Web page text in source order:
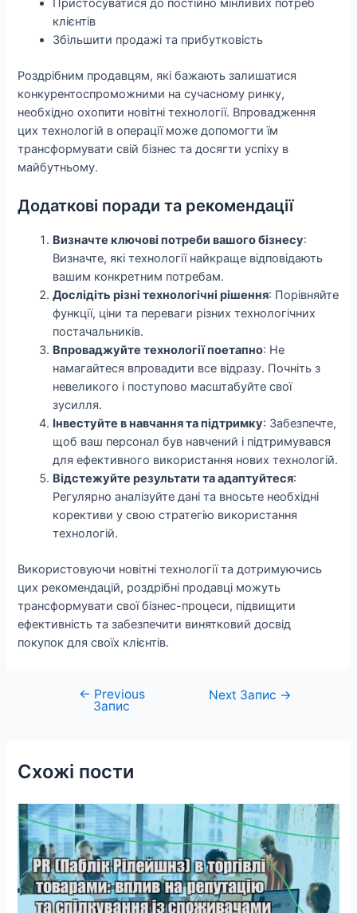
Пристосуватися до постійно мінливих потреб
клієнтів
Збільшити продажі та прибутковість
Роздрібним продавцям, які бажають залишатися
конкурентоспроможними на сучасному ринку,
необхідно охопити новітні технології. Впровадження
цих технологій в операції може допомогти їм
трансформувати свій бізнес та досягти успіху в
майбутньому.
Додаткові поради та рекомендації
Визначте ключові потреби вашого бізнесу:
Визначте, які технології найкраще відповідають
вашим конкретним потребам.
Дослідіть різні технологічні рішення: Порівняйте
функції, ціни та переваги різних технологічних
постачальників.
Впроваджуйте технології поетапно: Не
намагайтеся впровадити все відразу. Почніть з
невеликого і поступово масштабуйте свої
зусилля.
Інвестуйте в навчання та підтримку: Забезпечте,
щоб ваш персонал був навчений і підтримувався
для ефективного використання нових технологій.
Відстежуйте результати та адаптуйтеся:
Регулярно аналізуйте дані та вносьте необхідні
корективи у свою стратегію використання
технологій.
Використовуючи новітні технології та дотримуючись
цих рекомендацій, роздрібні продавці можуть
трансформувати свої бізнес-процеси, підвищити
ефективність та забезпечити винятковий досвід
покупок для своїх клієнтів.
Навігація
← Previous
Запис
Next Запис →
Схожі пости